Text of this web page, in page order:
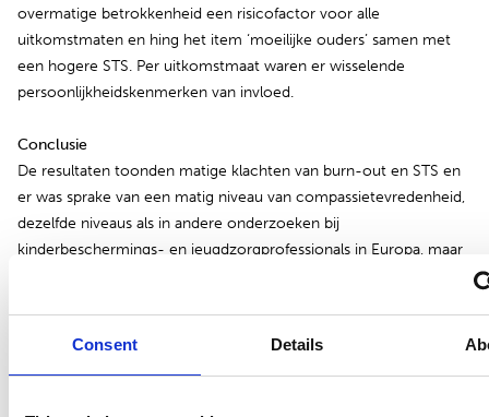
Consent Details
overmatige betrokkenheid een risicofactor voor alle
uitkomstmaten en hing het item ‘moeilijke ouders’ samen met
een hogere STS. Per uitkomstmaat waren er wisselende
persoonlijkheidskenmerken van invloed.
Conclusie
De resultaten toonden matige klachten van burn-out en STS en
er was sprake van een matig niveau van compassietevredenheid,
dezelfde niveaus als in andere onderzoeken bij
kinderbeschermings- en jeugdzorgprofessionals in Europa, maar
verminderen van overmatige betrokkenheid kan bijdragen aan
het welzijn van VT-medewerkers.